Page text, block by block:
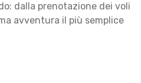
dalla prenotazione dei voli
avventura il più semplice